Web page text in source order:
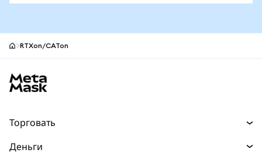
RTXon/CATon
Торговать
Деньги